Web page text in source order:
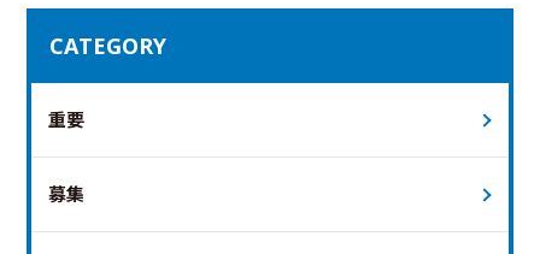
CATEGORY
重要
募集